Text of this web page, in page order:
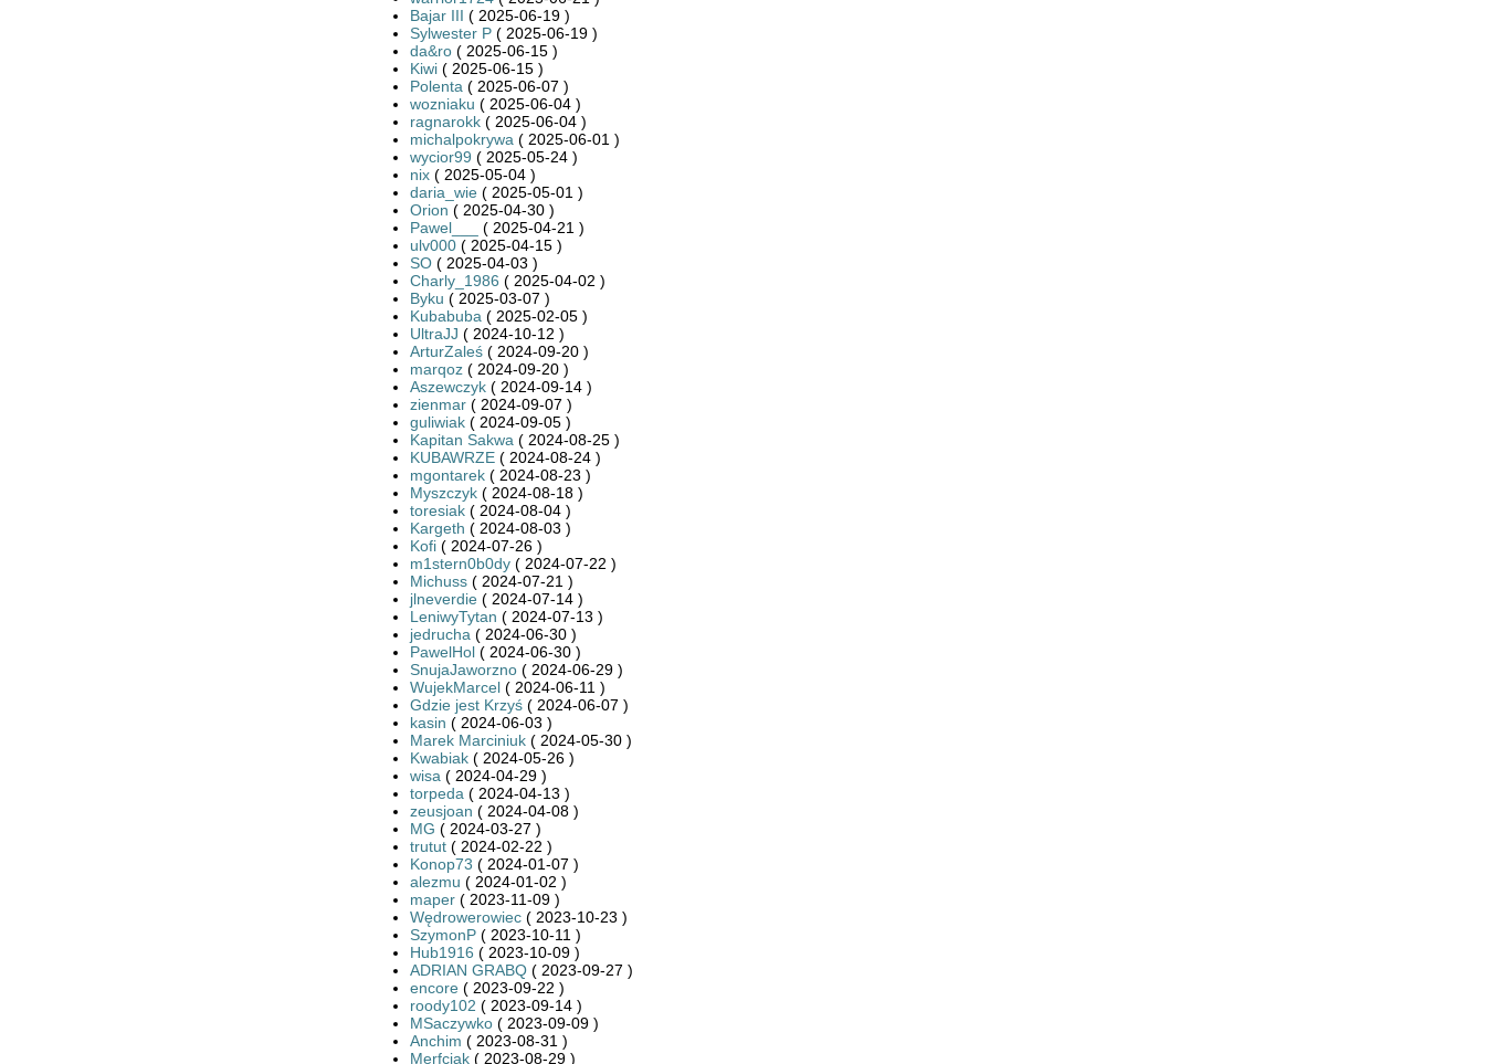
Bajar III ( 2025-06-19 )
Sylwester P( 2025-06-19 )
da&ro( 2025-06-15 )
Kiwi( 2025-06-15 )
Polenta ( 2025-06-07 )
wozniaku ( 2025-06-04 )
ragnarokk( 2025-06-04 )
michalpokrywa ( 2025-06-01 )
wycior99 ( 2025-05-24 )
nix( 2025-05-04 )
daria_wie( 2025-05-01 )
Orion ( 2025-04-30 )
Pawel___
( 2025-04-21 )
ulv000( 2025-04-15 )
SO( 2025-04-03 )
Charly_1986 ( 2025-04-02 )
Byku ( 2025-03-07 )
Kubabuba ( 2025-02-05 )
UltraJJ ( 2024-10-12 )
ArturZaleś( 2024-09-20 )
marqoz( 2024-09-20 )
Aszewczyk( 2024-09-14 )
zienmar( 2024-09-07 )
guliwiak( 2024-09-05 )
Kapitan Sakwa ( 2024-08-25 )
KUBAWRZE( 2024-08-24 )
mgontarek( 2024-08-23 )
Myszczyk( 2024-08-18 )
toresiak( 2024-08-04 )
Kargeth ( 2024-08-03 )
Kofi( 2024-07-26 )
m1stern0b0dy( 2024-07-22 )
Michuss( 2024-07-21 )
jlneverdie( 2024-07-14 )
LeniwyTytan ( 2024-07-13 )
jedrucha ( 2024-06-30 )
PawelHol( 2024-06-30 )
SnujaJaworzno( 2024-06-29 )
WujekMarcel( 2024-06-11 )
Gdzie jest Krzyś( 2024-06-07 )
kasin ( 2024-06-03 )
Marek Marciniuk( 2024-05-30 )
Kwabiak( 2024-05-26 )
wisa ( 2024-04-29 )
torpeda ( 2024-04-13 )
zeusjoan ( 2024-04-08 )
MG ( 2024-03-27 )
trutut( 2024-02-22 )
Konop73 ( 2024-01-07 )
alezmu ( 2024-01-02 )
maper( 2023-11-09 )
Wędrowerowiec( 2023-10-23 )
SzymonP( 2023-10-11 )
Hub1916 ( 2023-10-09 )
ADRIAN GRABQ( 2023-09-27 )
encore( 2023-09-22 )
roody102 ( 2023-09-14 )
MSaczywko( 2023-09-09 )
Anchim ( 2023-08-31 )
Merfciak ( 2023-08-29 )